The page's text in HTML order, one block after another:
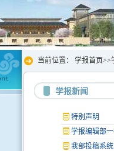
当前位置： 学报首页>>
学报新闻
特别声明
学报编辑部
我部投稿系